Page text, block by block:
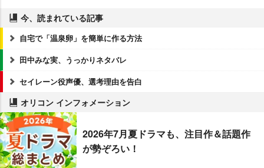
今、読まれている記事
自宅で「温泉卵」を簡単に作る方法
田中みな実、うっかりネタバレ
セイレーン役声優、選考理由を告白
オリコン インフォメーション
2026年7月夏ドラマも、注目作＆話題作
が勢ぞろい！